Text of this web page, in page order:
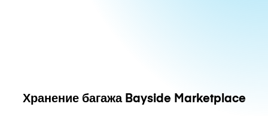
Хранение багажа Bayside Marketplace